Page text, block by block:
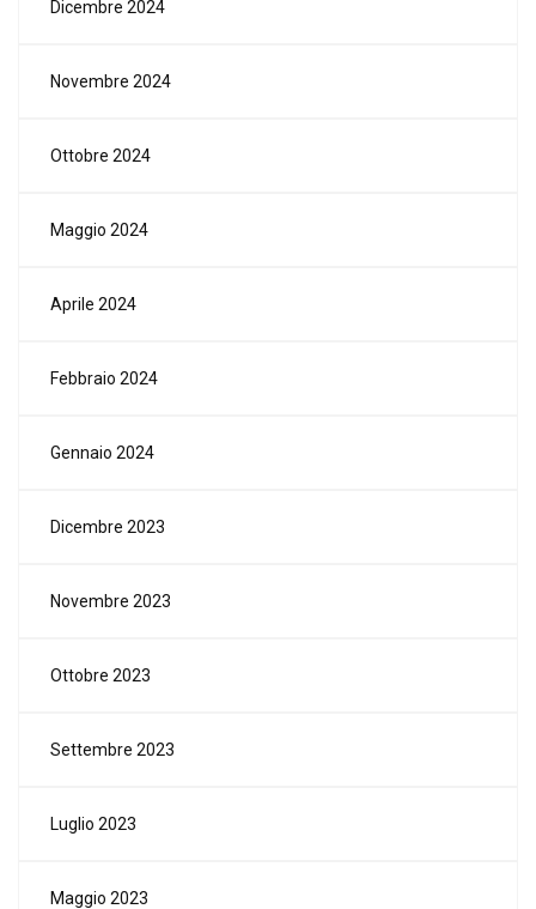
Dicembre 2024
Novembre 2024
Ottobre 2024
Maggio 2024
Aprile 2024
Febbraio 2024
Gennaio 2024
Dicembre 2023
Novembre 2023
Ottobre 2023
Settembre 2023
Luglio 2023
Maggio 2023